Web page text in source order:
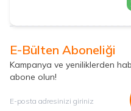
E-Bülten Aboneliği
Kampanya ve yeniliklerden
abone olun!